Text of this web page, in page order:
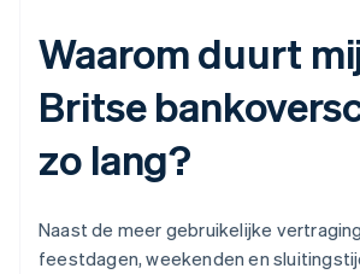
Waarom duurt
Britse
zo lang?
Naast de meer gebruikelijke
feestdagen, weekenden en